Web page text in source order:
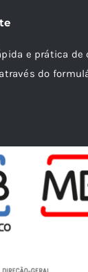
e prática de
do